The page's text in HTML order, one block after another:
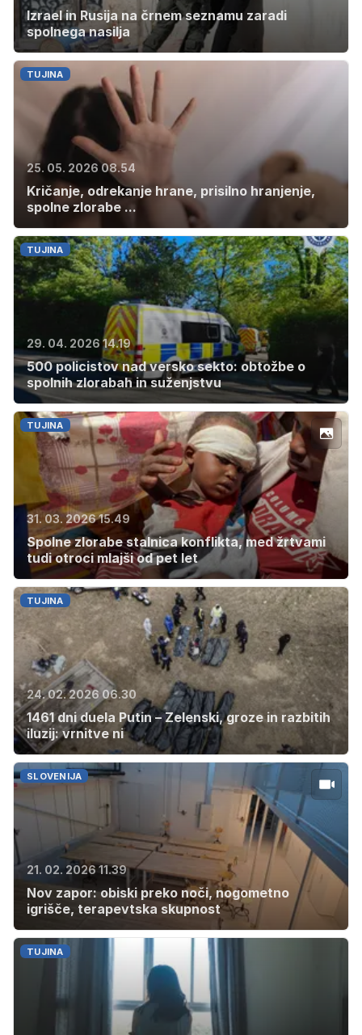
Izrael in Rusija na črnem seznamu zaradi
spolnega nasilja
TUJINA
25. 05. 2026 08.54
Kričanje, odrekanje hrane, prisilno hranjenje,
spolne zlorabe ...
TUJINA
29. 04. 2026 14.19
500 policistov nad versko sekto: obtožbe o
spolnih zlorabah in suženjstvu
TUJINA
31. 03. 2026 15.49
Spolne zlorabe stalnica konflikta, med žrtvami
tudi otroci mlajši od pet let
TUJINA
24. 02. 2026 06.30
1461 dni duela Putin – Zelenski, groze in razbitih
iluzij: vrnitve ni
SLOVENIJA
21. 02. 2026 11.39
Nov zapor: obiski preko noči, nogometno
igrišče, terapevtska skupnost
TUJINA